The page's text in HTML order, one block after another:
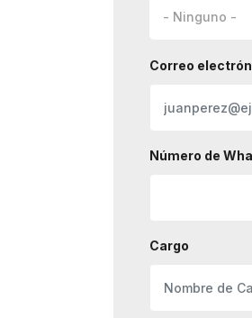
Correo
Número de
Cargo